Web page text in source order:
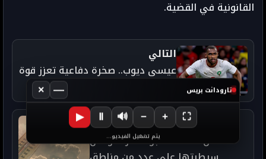
القانونية في القضية.
التالي
عيسى ديوب.. صخرة دفاعية تعزز قوة
السابق
طقس الثلاثاء.. أجواء حارة تواصل
تارودانت بريس —
×
▶ Ⅱ 🔊 − + ⛶
يتم تشغيل الفيديو...